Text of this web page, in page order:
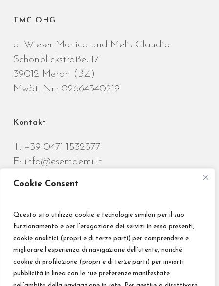
Cookie Consent
Questo sito utilizza cookie e tecnologie similari per il suo
funzionamento e per l’erogazione dei servizi in esso presenti,
cookie analitici (propri e di terze parti) per comprendere e
migliorare l’esperienza di navigazione dell’utente, nonché
cookie di profilazione (propri e di terze parti) per inviarti
pubblicità in linea con le tue preferenze manifestate
TMC OHG
d. Wieser Monica und Melis Claudio
Schönblickstraße, 17
39012 Meran (BZ)
MwSt. Nr.: 02664340219
Kontakt
T: +39 0471 1532377
E: info@esemdemi.it
Credits
Privacy Policy
Impressum
Sitemap